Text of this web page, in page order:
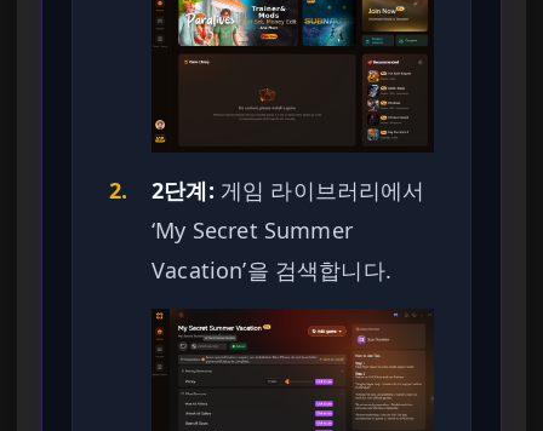
2. 2단계: 게임 라이브러리에서
‘My Secret Summer
Vacation’을 검색합니다.